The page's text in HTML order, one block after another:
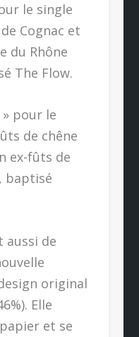
le single
Cognac et
du Rhône
The Flow.
» pour le
de chêne
ex-fûts de
baptisé
aussi de
original
Elle
et se